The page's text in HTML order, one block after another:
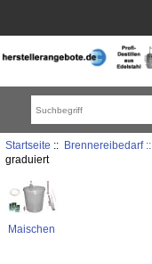
Startseite :: Brennereibedarf ::
graduiert
Maischen